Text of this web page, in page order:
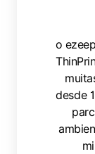
o
desde